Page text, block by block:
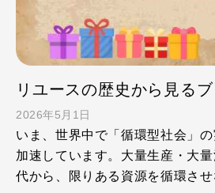
2026年5月1日
いま、世界中で「循環型社会」
加速しています。大量生産・大
代から、限りある資源を循環さ